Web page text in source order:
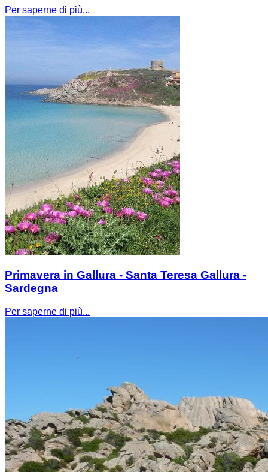
Per saperne di più...
Primavera in Gallura - Santa Teresa Gallura -
Sardegna
Per saperne di più...